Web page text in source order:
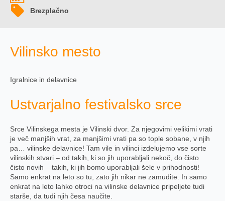
Brezplačno
Vilinsko mesto
Igralnice in delavnice
Ustvarjalno festivalsko srce
Srce Vilinskega mesta je Vilinski dvor. Za njegovimi velikimi vrati
je več manjših vrat, za manjšimi vrati pa so tople sobane, v njih
pa… vilinske delavnice! Tam vile in vilinci izdelujemo vse sorte
vilinskih stvari – od takih, ki so jih uporabljali nekoč, do čisto
čisto novih – takih, ki jih bomo uporabljali šele v prihodnosti!
Samo enkrat na leto so tu, zato jih nikar ne zamudite. In samo
enkrat na leto lahko otroci na vilinske delavnice pripeljete tudi
starše, da tudi njih česa naučite.